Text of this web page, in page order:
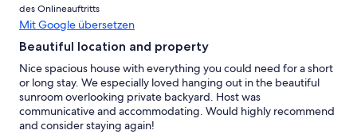
des Onlineauftritts
Mit Google übersetzen
Beautiful location and property
Nice spacious house with everything you could need for a short
or long stay. We especially loved hanging out in the beautiful
sunroom overlooking private backyard. Host was
communicative and accommodating. Would highly recommend
and consider staying again!